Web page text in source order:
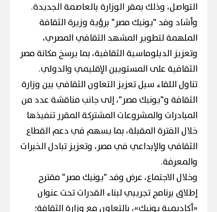
التواصل، وذلك بمقر الوزارة بالعاصمة الجديدة.
​وأشاد وفد "يونيك مصر" برؤية وزيرة الثقافة
الملهمة لتطوير المشهد الثقافي المصري،
وتعزيز الدبلوماسية الثقافية، بما يرسخ مكانة مصر
الثقافية على المستويين الإقليمي والدولي.
​تناول اللقاء سبل تعزيز التعاون الثقافي بين وزارة
الثقافة و"يونيك مصر"، إلى جانب مناقشة عدد من
المبادرات والمشروعات المشتركة المقرر تنفيذها
خلال الفترة المقبلة، بما يسهم في دعم القطاع
الثقافي والإبداعي في مصر، وتعزيز تبادل الخبرات
والمعرفة.
​وخلال الاجتماع، عرض وفد "يونيك مصر" مقترح
إطلاق برنامج تجريبي لبناء القدرات تحت عنوان
«أكاديمية يونيك»، بالتعاون مع وزارة الثقافة؛